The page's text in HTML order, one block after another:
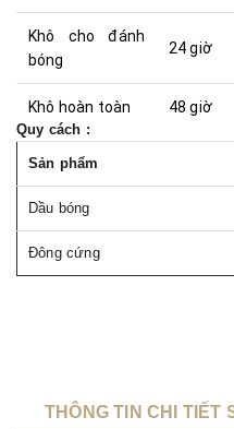
Khô cho đánh
bóng
24 giờ
Khô hoàn toàn 48 giờ
Quy cách :
Sản phẩm
Dầu bóng
Đông cứng
THÔNG TIN CHI TIẾT